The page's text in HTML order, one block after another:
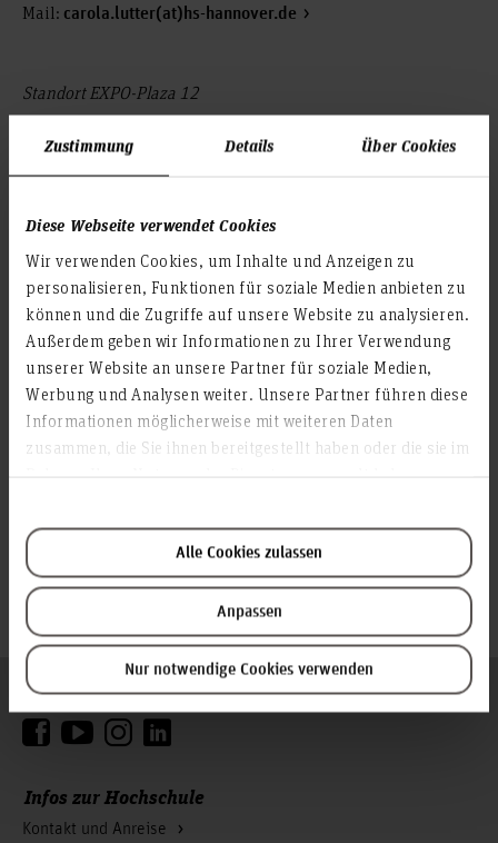
Zustimmung Details Über Cookies
Diese Webseite verwendet Cookies
Wir verwenden Cookies, um Inhalte und Anzeigen zu
personalisieren, Funktionen für soziale Medien anbieten zu
können und die Zugriffe auf unsere Website zu analysieren.
Außerdem geben wir Informationen zu Ihrer Verwendung
unserer Website an unsere Partner für soziale Medien,
Werbung und Analysen weiter. Unsere Partner führen diese
Informationen möglicherweise mit weiteren Daten
zusammen, die Sie ihnen bereitgestellt haben oder die sie im
Alle Cookies zulassen
Anpassen
Nur notwendige Cookies verwenden
Mail: carola.lutter(at)hs-hannover.de
Standort EXPO-Plaza 12
Raum 2E.4.13
Tel. 0511/9296-7840
Standort EXPO-Plaza 4
Raum 2C.2.18
Tel. 0511/9296-8697
Mail:jaqueline.müller@hs-hannover.de
Andreas Pehl
Raum 3I.1.09
Tel. 0511/9296-8796
Mail:
Infos zur Hochschule
Kontakt und Anreise
Folgen Sie uns